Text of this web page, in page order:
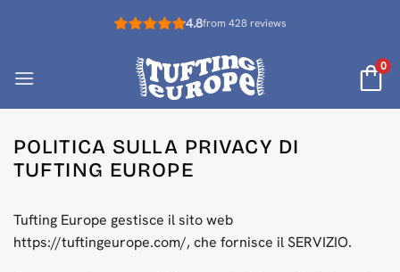
4.8from 428 reviews
0
POLITICA SULLA PRIVACY DI
TUFTING EUROPE
Tufting Europe gestisce il sito web
https://tuftingeurope.com/, che fornisce il SERVIZIO.